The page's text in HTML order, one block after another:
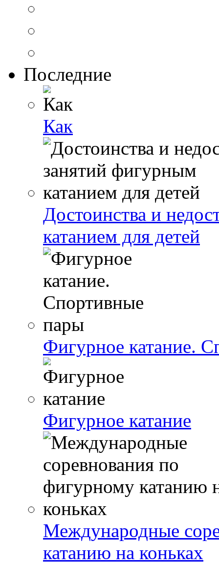
Последние
Как
Достоинства и
катанием для детей
Фигурное катание.
Фигурное катание
Международные
катанию на коньках